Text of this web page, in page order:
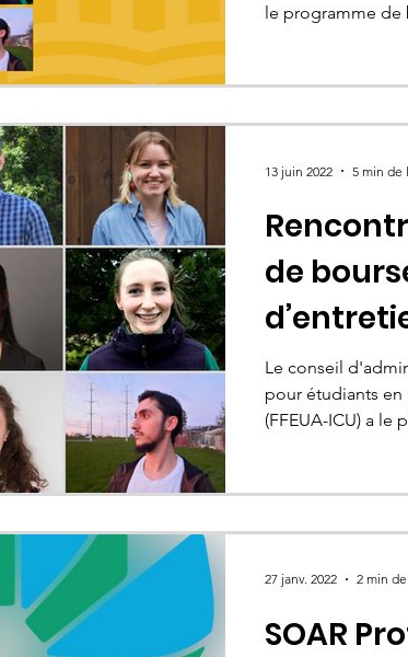
le programme de
de
Le conseil
pour étudiants
(FFEUA-ICU) a le
13 juin 2022 5 min de
SOAR
27 janv. 2022 2 min